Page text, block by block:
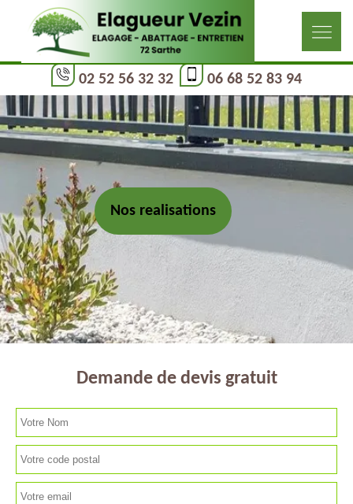
02 52 56 32 32 06 68 52 83 94
Nos realisations
Demande de devis gratuit